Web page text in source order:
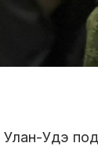
Удэ